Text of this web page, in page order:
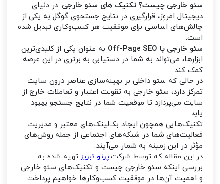
سئو خارجی چیست؟ تکنیک های سئو خارجی: در دنیای
دیجیتال امروز، قرارگیری در نتایج جستجوی گوگل به یکی از
چالش‌های اساسی برای موفقیت هر کسب‌وکاری تبدیل شده
است.
سئو خارجی یا Off-Page SEO
به عنوان یکی از کلیدی‌ترین
ابزارها، می‌تواند به شما در دستیابی به برتری در این عرصه
کمک کند.
در حالی که سئو داخلی بر بهینه‌سازی عناصر درون سایت
تمرکز دارد، سئو خارجی به تقویت اعتبار و تعاملات خارج از
سایت می‌پردازد تا موقعیت شما در نتایج جستجو بهبود
یابد.
تکنیک‌هایی همچون ایجاد بک‌لینک‌های معتبر و مدیریت
فعالیت‌های شما در شبکه‌های اجتماعی از جمله روش‌های
مؤثر در این زمینه به شمار می‌آیند.
در این مقاله که توسط شرکت پرتو تبریز تهیه شده به
بررسی اینکه سئو خارجی چیست و تکنیک‌های سئو خارجی
و اهمیت آن‌ها در موفقیت کسب‌وکارها خواهیم پرداخت.